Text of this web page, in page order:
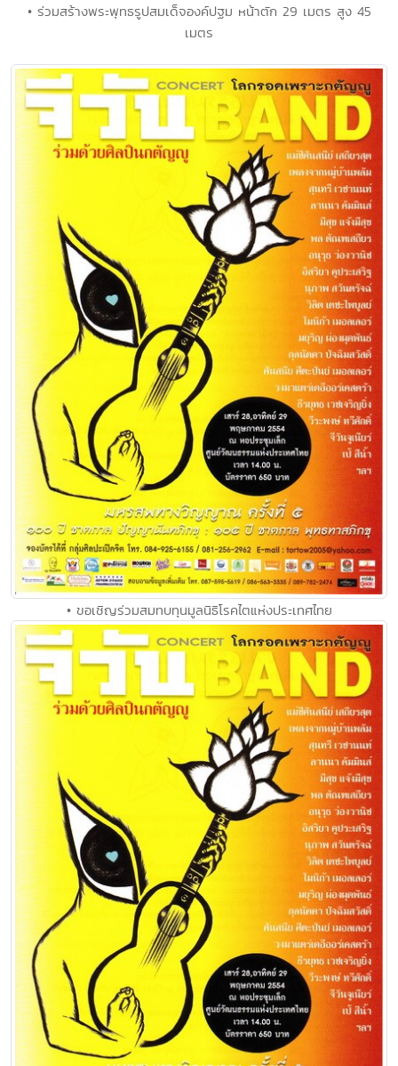
• ร่วมสร้างพระพุทธรูปสมเด็จองค์ปฐม หน้าตัก 29 เมตร สูง 45
เมตร
• ขอเชิญร่วมสมทบทุนมูลนิธิโรคไตแห่งประเทศไทย